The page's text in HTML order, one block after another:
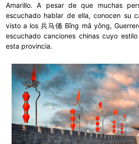
Amarillo. A pesar de que muchas
escuchado hablar de ella, conocen su
visto a los 兵马俑 Bīng mǎ yǒng,
escuchado canciones chinas cuyo
esta provincia.